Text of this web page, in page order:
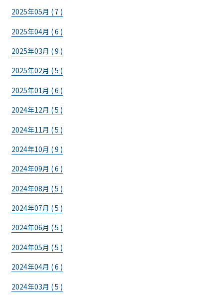
2025年05月 ( 7 )
2025年04月 ( 6 )
2025年03月 ( 9 )
2025年02月 ( 5 )
2025年01月 ( 6 )
2024年12月 ( 5 )
2024年11月 ( 5 )
2024年10月 ( 9 )
2024年09月 ( 6 )
2024年08月 ( 5 )
2024年07月 ( 5 )
2024年06月 ( 5 )
2024年05月 ( 5 )
2024年04月 ( 6 )
2024年03月 ( 5 )